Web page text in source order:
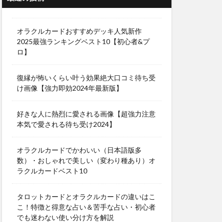
オラクルカードおすすめデッキ人気新作
2025最強ランキングベスト10【初心者&プ
ロ】
復縁が怖いくらい叶う効果絶大口コミ待ち受
け画像【強力即効2024年最新版】
好きな人に熱烈に愛される画像【超強力注意
本気で愛される待ち受け2024】
オラクルカードでかわいい（日本語版多
数）・おしゃれで美しい（変わり種あり）オ
ラクルカードベスト10
タロットカードとオラクルカードの違いはこ
こ！特徴と得意な占い＆苦手な占い・初心者
でも迷わない使い分け方を解説